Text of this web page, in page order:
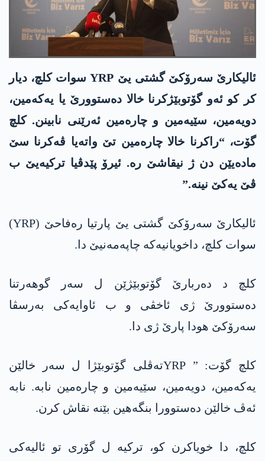
ئالیکارێ سەرۆکێ گشتی یێ YRP سوات کلچ، دیار
کر کو ئەو گۆتوبێژکرنا خالا دەستوورێ یا یەکەمین،
دویەمین، سێیەمین و چارەمین ئەرێنی نابینن. کلچ
گۆت، “راکرنا خالا چارەمین تێ واتەیا ڤەکرنا سێ
مادەیێن دن ژ نیقاشێ رە. ئیرۆ پێدڤیا ترکیەیێ ب
ڤێ یەکێ نینە.”
ئالیکارێ سەرۆکێ گشتی یێ پارتیا رەفاحێ (YRP)
سوات کلچ، داخویانیەکە چاپەمەنیێ دا.
کلچ د دەربارێ گۆتوبێژێن ل سەر گوھەرتنا
دەستوورێ ژی ئاخڤی و ب ئاوایەکی بەرسڤا
سەرۆکێ ھودا پارێ ژی دا.
کلچ گۆت: ” YRPتەڤلی گۆتوبێژا ل سەر خالێن
یەکەمین، دویەمین، سێیەمین و چارەمین نابە. نابە
ئەڤ خالێن دەستوورا بنگەھین بێنە نقاش کرن.
کلچ، دا خویاکرن کو، ترکیە ل گۆری تو ئالیەکی